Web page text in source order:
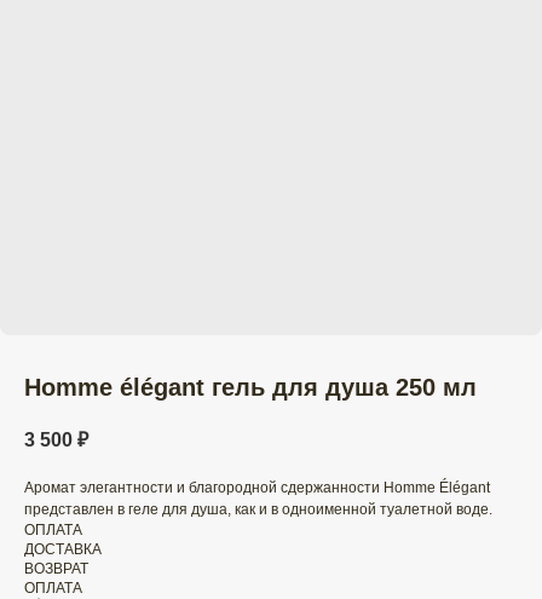
Homme élégant гель для душа 250 мл
3 500 ₽
Аромат элегантности и благородной сдержанности Homme Élégant
представлен в геле для душа, как и в одноименной туалетной воде.
ОПЛАТА
ДОСТАВКА
ВОЗВРАТ
ОПЛАТА